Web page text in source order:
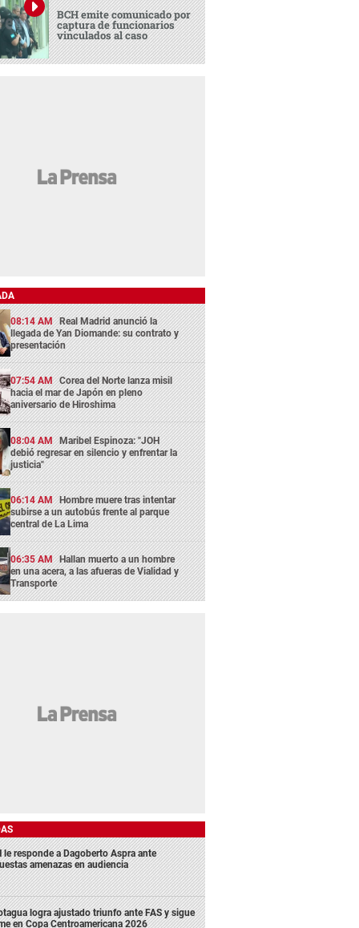
BCH emite comunicado por
captura de funcionarios
vinculados al caso
08:14 AM Real Madrid anunció la
llegada de Yan Diomande: su contrato y
presentación
07:54 AM Corea del Norte lanza misil
hacia el mar de Japón en pleno
aniversario de Hiroshima
08:04 AM Maribel Espinoza: "JOH
debió regresar en silencio y enfrentar la
justicia"
06:14 AM Hombre muere tras intentar
subirse a un autobús frente al parque
central de La Lima
06:35 AM Hallan muerto a un hombre
en una acera, a las afueras de Vialidad y
Transporte
le responde a Dagoberto Aspra ante
amenazas en audiencia
logra ajustado triunfo ante FAS y sigue
en Copa Centroamericana 2026